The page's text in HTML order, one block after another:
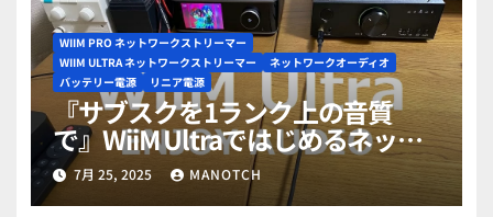
WIIM PRO ネットワークストリーマー
WIIM ULTRA ネットワークストリーマー
ネットワークオーディオ
バッテリー電源
リニア電源
『サブスクを1ランク上の音質
で』WiiM Ultraではじめるネット
ワークオーディオ沼入門part5
7月 25, 2025 MANOTCH